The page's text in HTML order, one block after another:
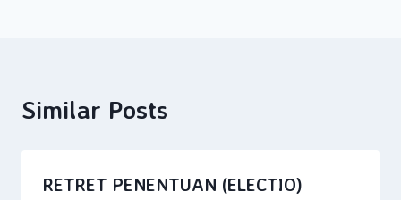
Similar Posts
RETRET PENENTUAN (ELECTIO)